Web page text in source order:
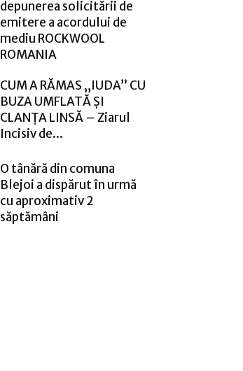
depunerea solicitării de
emitere a acordului de
mediu ROCKWOOL
ROMANIA
CUM A RĂMAS „IUDA” CU
BUZA UMFLATĂ ȘI
CLANȚA LINSĂ – Ziarul
Incisiv de...
O tânără din comuna
Blejoi a dispărut în urmă
cu aproximativ 2
săptămâni